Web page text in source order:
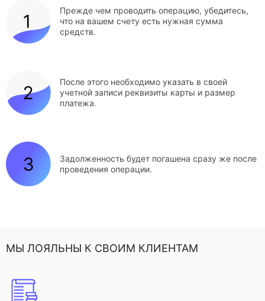
Прежде чем проводить операцию, убедитесь,
что на вашем счету есть нужная сумма
средств.
После этого необходимо указать в своей
учетной записи реквизиты карты и размер
платежа.
Задолженность будет погашена сразу же после
проведения операции.
МЫ ЛОЯЛЬНЫ К СВОИМ КЛИЕНТАМ